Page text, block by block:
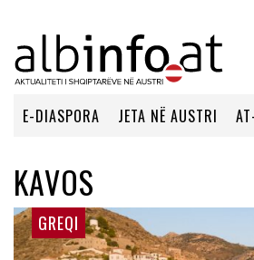
E-DIASPORA JETA NË AUSTRI
KAVOS
GREQI